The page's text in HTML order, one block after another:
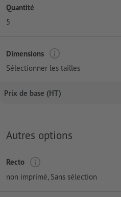
Quantité
5
Dimensions
Sélectionner les tailles
Prix de base (HT)
Autres options
Recto
non imprimé, Sans sélection